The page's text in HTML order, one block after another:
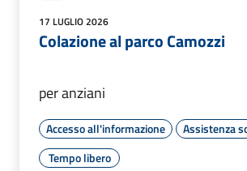
17 LUGLIO 2026
Colazione al parco Camozzi
per anziani
Accesso all'informazione
Assistenza
Tempo libero